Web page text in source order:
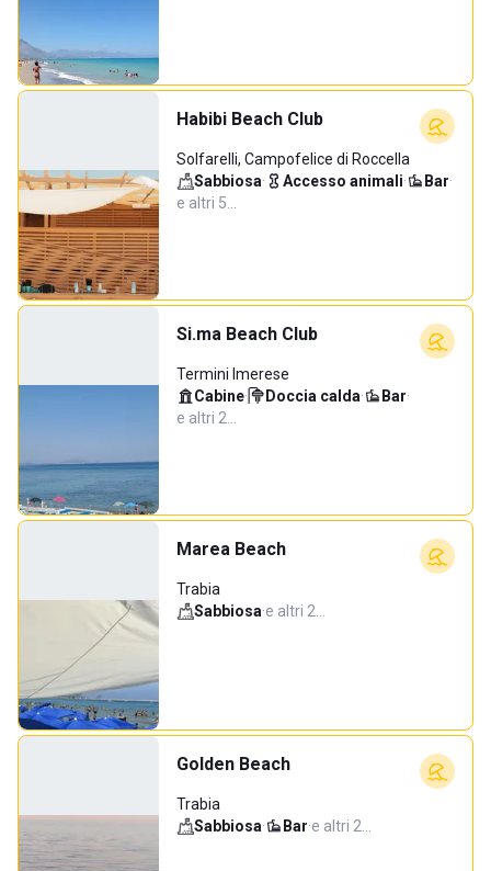
Habibi Beach Club
Solfarelli, Campofelice di Roccella
Sabbiosa· Accesso animali· Bar·
e altri 5…
Si.ma Beach Club
Termini Imerese
Cabine· Doccia calda· Bar·
e altri 2…
Marea Beach
Trabia
Sabbiosa·e altri 2…
Golden Beach
Trabia
Sabbiosa· Bar·e altri 2…